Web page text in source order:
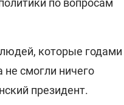
по вопросам
которые годами
смогли ничего
президент.